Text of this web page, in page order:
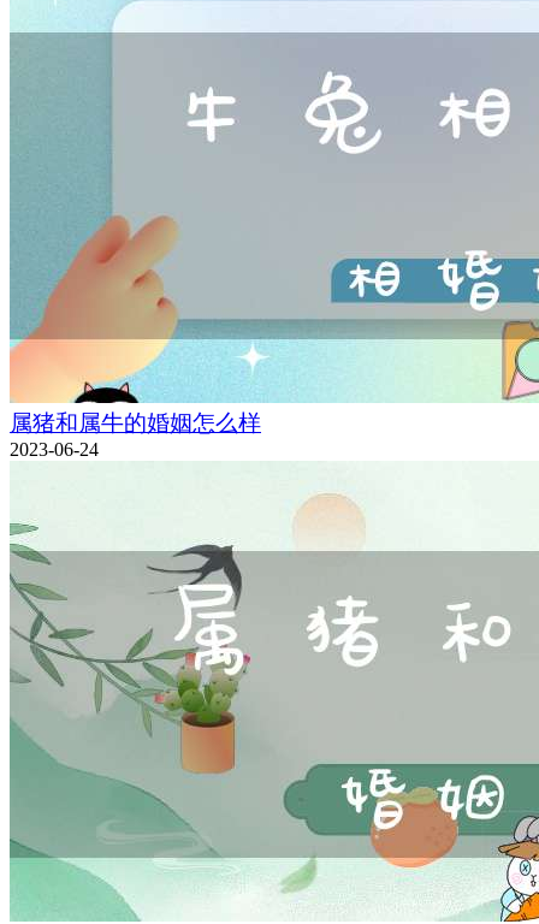
属猪和属牛的婚姻怎么样
2023-06-24